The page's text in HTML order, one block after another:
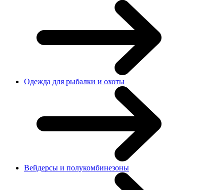
Одежда для рыбалки и охоты
Вейдерсы и полукомбинезоны